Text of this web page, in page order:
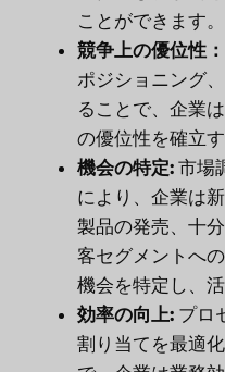
ことができます。
競争上の優位性：
ポジショニング
ることで、企業
の優位性を確立
機会の特定: 市場
により、企業は
製品の発売、十
客セグメントへ
機会を特定し、
効率の向上: プロ
割り当てを最適